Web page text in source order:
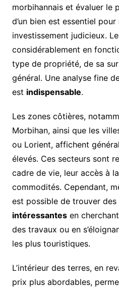
morbihannais et évaluer le
d’un bien est essentiel
investissement judicieux.
considérablement en
type de propriété, de sa
général. Une analyse fine
est indispensable.
Les zones côtières,
Morbihan, ainsi que les
ou Lorient, affichent
élevés. Ces secteurs sont
cadre de vie, leur accès à
commodités. Cependant,
est possible de trouver des
intéressantesen
des travaux ou en
les plus touristiques.
L’intérieur des terres, en
prix plus abordables,